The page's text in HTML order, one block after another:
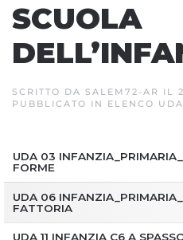
SCUOLA
SCRITTO DA SALEM72-AR IL
PUBBLICATO IN ELENCO UDA
UDA 03
FORME
UDA 06
FATTORIA
UDA 11 INFANZIA C6 A